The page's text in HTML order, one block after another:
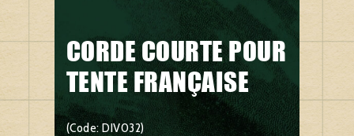
CORDE COURTE POUR
TENTE FRANÇAISE
(Code: DIV032)